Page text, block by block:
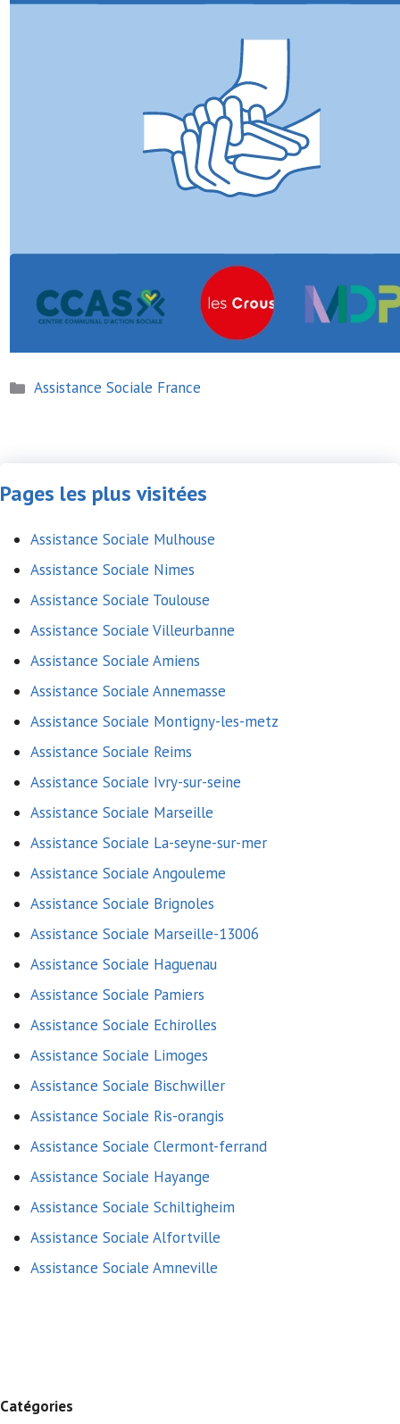
Catégories
Assistance Sociale France
Pages les plus visitées
Assistance Sociale Mulhouse
Assistance Sociale Nimes
Assistance Sociale Toulouse
Assistance Sociale Villeurbanne
Assistance Sociale Amiens
Assistance Sociale Annemasse
Assistance Sociale Montigny-les-metz
Assistance Sociale Reims
Assistance Sociale Ivry-sur-seine
Assistance Sociale Marseille
Assistance Sociale La-seyne-sur-mer
Assistance Sociale Angouleme
Assistance Sociale Brignoles
Assistance Sociale Marseille-13006
Assistance Sociale Haguenau
Assistance Sociale Pamiers
Assistance Sociale Echirolles
Assistance Sociale Limoges
Assistance Sociale Bischwiller
Assistance Sociale Ris-orangis
Assistance Sociale Clermont-ferrand
Assistance Sociale Hayange
Assistance Sociale Schiltigheim
Assistance Sociale Alfortville
Assistance Sociale Amneville
Catégories